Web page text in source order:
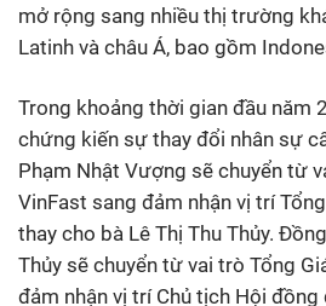
mở rộng sang nhiều thị trường
Latinh và châu Á, bao gồm
Trong khoảng thời gian đầu năm
chứng kiến sự thay đổi nhân sự
Phạm Nhật Vượng sẽ chuyển từ
VinFast sang đảm nhận vị trí
thay cho bà Lê Thị Thu Thủy.
Thủy sẽ chuyển từ vai trò Tổng
đảm nhận vị trí Chủ tịch Hội đồng